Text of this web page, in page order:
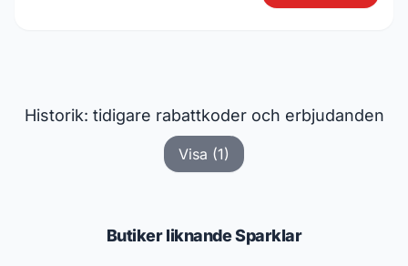
Historik: tidigare rabattkoder och erbjudanden
Visa (1)
Butiker liknande Sparklar